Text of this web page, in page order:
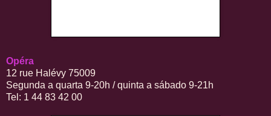
Opéra
12 rue Halévy 75009
Segunda a quarta 9-20h / quinta a sábado 9-21h
Tel: 1 44 83 42 00